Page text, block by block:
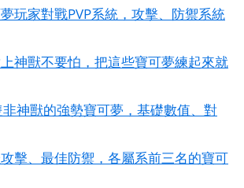
玩家對戰PVP系統，攻擊、防禦系統
神獸不要怕，把這些寶可夢練起來就
神獸的強勢寶可夢，基礎數值、對
擊、最佳防禦，各屬系前三名的寶可